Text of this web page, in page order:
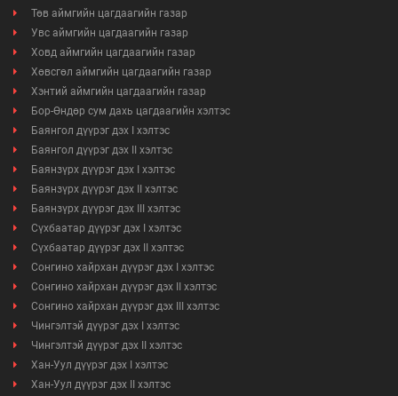
Төв аймгийн цагдаагийн газар
Увс аймгийн цагдаагийн газар
Ховд аймгийн цагдаагийн газар
Хөвсгөл аймгийн цагдаагийн газар
Хэнтий аймгийн цагдаагийн газар
Бор-Өндөр сум дахь цагдаагийн хэлтэс
Баянгол дүүрэг дэх I хэлтэс
Баянгол дүүрэг дэх II хэлтэс
Баянзүрх дүүрэг дэх I хэлтэс
Баянзүрх дүүрэг дэх II хэлтэс
Баянзүрх дүүрэг дэх III хэлтэс
Сүхбаатар дүүрэг дэх I хэлтэс
Сүхбаатар дүүрэг дэх II хэлтэс
Сонгино хайрхан дүүрэг дэх I хэлтэс
Сонгино хайрхан дүүрэг дэх II хэлтэс
Сонгино хайрхан дүүрэг дэх III хэлтэс
Чингэлтэй дүүрэг дэх I хэлтэс
Чингэлтэй дүүрэг дэх II хэлтэс
Хан-Уул дүүрэг дэх I хэлтэс
Хан-Уул дүүрэг дэх II хэлтэс